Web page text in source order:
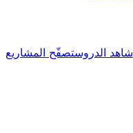
شاهد الدروستصفّح المشاريع